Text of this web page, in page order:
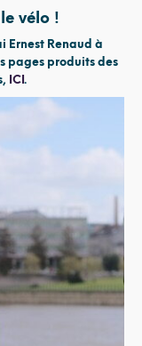
vélo !
Ernest Renaud à
pages produits des
ICI .